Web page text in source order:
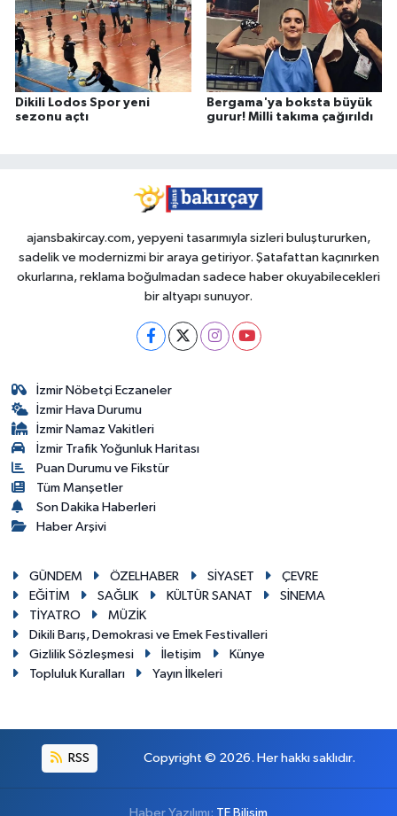
Dikili Lodos Spor yeni
sezonu açtı
Bergama'ya boksta büyük
gurur! Milli takıma çağırıldı
ajansbakircay.com, yepyeni tasarımıyla sizleri buluştururken,
sadelik ve modernizmi bir araya getiriyor. Şatafattan kaçınırken
okurlarına, reklama boğulmadan sadece haber okuyabilecekleri
bir altyapı sunuyor.
İzmir Nöbetçi Eczaneler
İzmir Hava Durumu
İzmir Namaz Vakitleri
İzmir Trafik Yoğunluk Haritası
Puan Durumu ve Fikstür
Tüm Manşetler
Son Dakika Haberleri
Haber Arşivi
GÜNDEM ÖZELHABER SİYASET
ÇEVRE
EĞİTİM
SAĞLIK KÜLTÜR SANAT
SİNEMA
TİYATRO
MÜZİK
Dikili Barış, Demokrasi ve Emek Festivalleri
Gizlilik Sözleşmesi
İletişim
Künye
Topluluk Kuralları
Yayın İlkeleri
RSS Copyright © 2026. Her hakkı saklıdır.
Haber Yazılımı: TE Bilişim